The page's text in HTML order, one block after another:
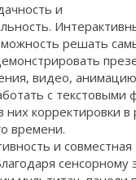
и
решать
видео,
с текстовыми
них корректировки
времени.
и совместная
сенсорному